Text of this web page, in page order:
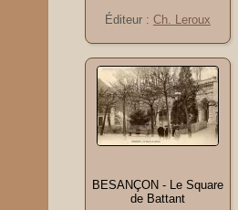
Éditeur : Ch. Leroux
BESANÇON - Le Square
de Battant